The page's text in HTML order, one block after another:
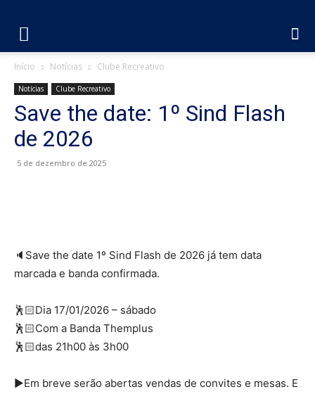
Início Notícias Clube Recreativo
Notícias Clube Recreativo
Save the date: 1º Sind Flash
de 2026
5 de dezembro de 2025
🔈Save the date 1º Sind Flash de 2026 já tem data
marcada e banda confirmada.
🕺🏻Dia 17/01/2026 – sábado
🕺🏻Com a Banda Themplus
🕺🏻das 21h00 às 3h00
▶Em breve serão abertas vendas de convites e mesas. E